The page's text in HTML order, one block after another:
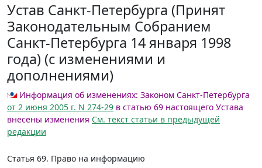
Устав Санкт-Петербурга (Принят
Законодательным Собранием
Санкт-Петербурга 14 января 1998
года) (с изменениями и
дополнениями)
Информация об изменениях: Законом Санкт-Петербурга
от 2 июня 2005 г. N 274-29 в статью 69 настоящего Устава
внесены изменения См. текст статьи в предыдущей
редакции
Статья 69. Право на информацию